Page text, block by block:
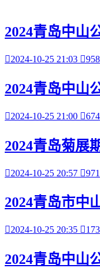
2024青岛中山
2024-10-25 21:03 958
2024青岛中山
2024-10-25 21:00 674
2024青岛菊展
2024-10-25 20:57 971
2024青岛市中
2024-10-25 20:35 173
2024青岛中山